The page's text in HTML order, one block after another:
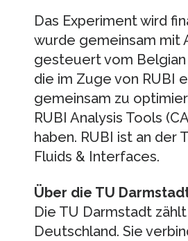
Das Experiment wird
wurde gemeinsam mit
gesteuert vom Belgian
die im Zuge von RUBI
gemeinsam zu
RUBI Analysis Tools
haben. RUBI ist an
Fluids & Interfaces.
Über die TU
Die TU Darmstadt
Deutschland. Sie